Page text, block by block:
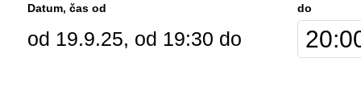
Datum, čas od do
od 19.9.25, od 19:30 do